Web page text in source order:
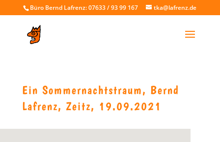
Büro Bernd Lafrenz: 07633 / 93 99 167 tka@lafrenz.de
Ein Sommernachtstraum, Bernd
Lafrenz, Zeitz, 19.09.2021